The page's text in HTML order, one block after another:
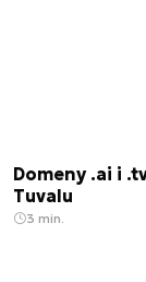
Domeny .ai i
Tuvalu
3 min.